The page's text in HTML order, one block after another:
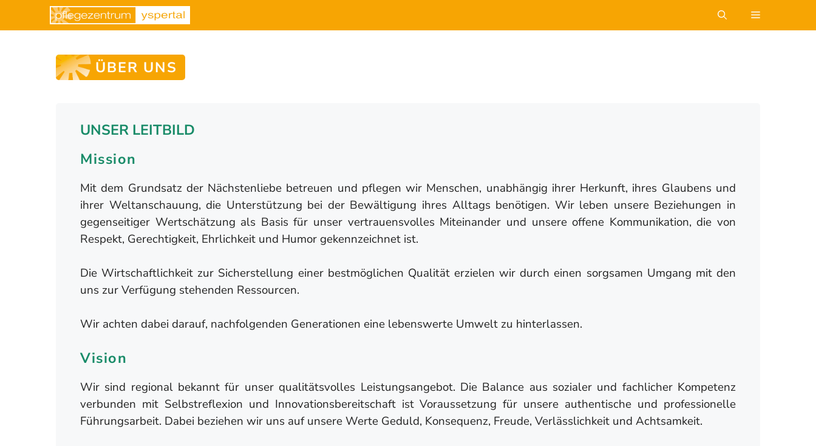
MENÜ
ÜBER UNS
UNSER LEITBILD
Mission
Mit dem Grundsatz der Nächstenliebe betreuen und pflegen wir Menschen, unabhängig ihrer Herkunft, ihres Glaubens und
ihrer Weltanschauung, die Unterstützung bei der Bewältigung ihres Alltags benötigen. Wir leben unsere Beziehungen in
gegenseitiger Wertschätzung als Basis für unser vertrauensvolles Miteinander und unsere offene Kommunikation, die von
Respekt, Gerechtigkeit, Ehrlichkeit und Humor gekennzeichnet ist.
Die Wirtschaftlichkeit zur Sicherstellung einer bestmöglichen Qualität erzielen wir durch einen sorgsamen Umgang mit den
uns zur Verfügung stehenden Ressourcen.
Wir achten dabei darauf, nachfolgenden Generationen eine lebenswerte Umwelt zu hinterlassen.
Vision
Wir sind regional bekannt für unser qualitätsvolles Leistungsangebot. Die Balance aus sozialer und fachlicher Kompetenz
verbunden mit Selbstreflexion und Innovationsbereitschaft ist Voraussetzung für unsere authentische und professionelle
Führungsarbeit. Dabei beziehen wir uns auf unsere Werte Geduld, Konsequenz, Freude, Verlässlichkeit und Achtsamkeit.